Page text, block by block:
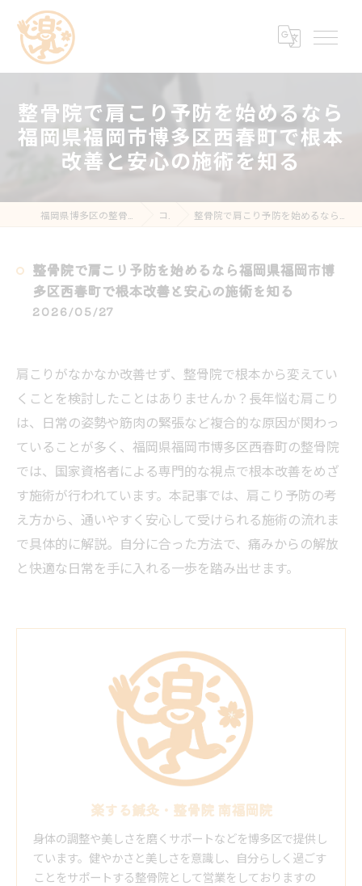
整骨院で肩こり予防を始めるなら
福岡県福岡市博多区西春町で根本
改善と安心の施術を知る
コラム 整骨院で肩こり予防を始めるなら福岡県福岡市博多区西春町で根本改善と安心の施術を知る
整骨院で肩こり予防を始めるなら福岡県福岡市博
多区西春町で根本改善と安心の施術を知る
2026/05/27
肩こりがなかなか改善せず、整骨院で根本から変えてい
くことを検討したことはありませんか？長年悩む肩こり
は、日常の姿勢や筋肉の緊張など複合的な原因が関わっ
ていることが多く、福岡県福岡市博多区西春町の整骨院
では、国家資格者による専門的な視点で根本改善をめざ
す施術が行われています。本記事では、肩こり予防の考
え方から、通いやすく安心して受けられる施術の流れま
で具体的に解説。自分に合った方法で、痛みからの解放
と快適な日常を手に入れる一歩を踏み出せます。
楽する鍼灸・整骨院 南福岡院
身体の調整や美しさを磨くサポートなどを博多区で提供し
ています。健やかさと美しさを意識し、自分らしく過ごす
ことをサポートする整骨院として営業をしておりますの